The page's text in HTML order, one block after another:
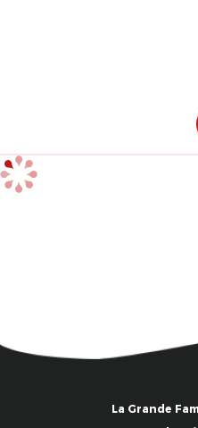
La Grande